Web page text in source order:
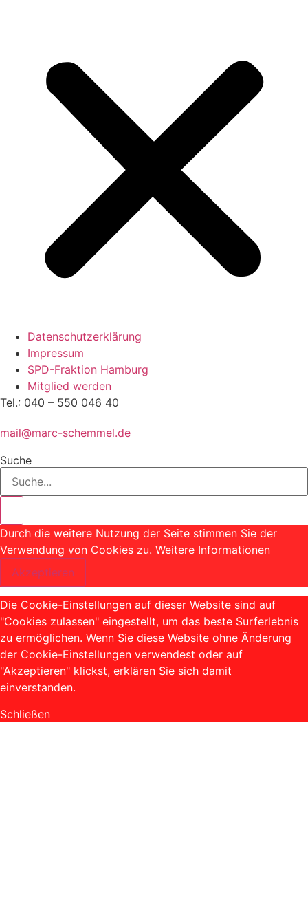
Datenschutzerklärung
Impressum
SPD-Fraktion Hamburg
Mitglied werden
Tel.: 040 – 550 046 40
mail@marc-schemmel.de
Suche
Durch die weitere Nutzung der Seite stimmen Sie der
Verwendung von Cookies zu. Weitere Informationen
Akzeptieren
Die Cookie-Einstellungen auf dieser Website sind auf
"Cookies zulassen" eingestellt, um das beste Surferlebnis
zu ermöglichen. Wenn Sie diese Website ohne Änderung
der Cookie-Einstellungen verwendest oder auf
"Akzeptieren" klickst, erklären Sie sich damit
einverstanden.
Schließen